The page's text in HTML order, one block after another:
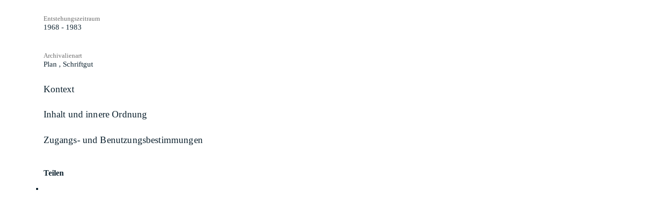
Entstehungszeitraum
1968 - 1983
Archivalienart
Plan , Schriftgut
Kontext
Inhalt und innere Ordnung
Zugangs- und Benutzungsbestimmungen
Teilen